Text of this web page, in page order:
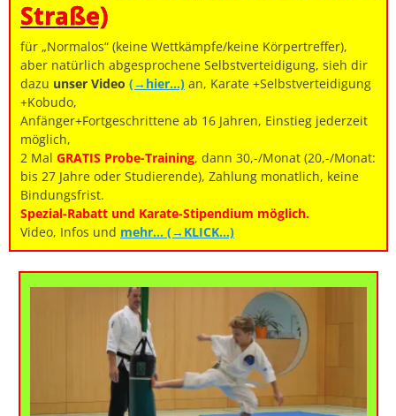
Straße)
für „Normalos“ (keine Wettkämpfe/keine Körpertreffer),
aber natürlich abgesprochene Selbstverteidigung, sieh dir
dazu unser Video (→hier…) an, Karate +Selbstverteidigung
+Kobudo,
Anfänger+Fortgeschrittene ab 16 Jahren, Einstieg jederzeit
möglich,
2 MalGRATIS Probe-Training, dann 30,-/Monat (20,-/Monat:
bis 27 Jahre oder Studierende), Zahlung monatlich, keine
Bindungsfrist.
Spezial-Rabatt und Karate-Stipendium möglich.
Video, Infos und mehr… (→KLICK…)